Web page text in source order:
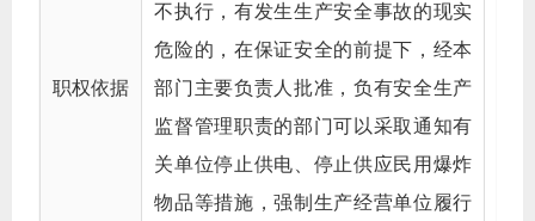
职权依据
不执行，有发生生产安全事故的现实
危险的，在保证安全的前提下，经本
部门主要负责人批准，负有安全生产
监督管理职责的部门可以采取通知有
关单位停止供电、停止供应民用爆炸
物品等措施，强制生产经营单位履行